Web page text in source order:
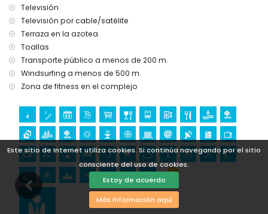
Este sitio de Internet utiliza cookies. Si continúa navegando por el sitio
consciente del uso de cookies.
Estoy de acuerdo
Más información aquí
Deportes
tenis, ciclismo de montaña, ciclismo, canotaje, buceo,
esnórquel, surf y windsurf (dentro de 1000 metros del
apartamento)
golf (Aguilón Golf) (dentro de 5 kilómetros del
apartamento)
Televisión
Televisión por cable/satélite
Terraza en la azotea
Toallas
Transporte público a menos de 200 m.
Windsurfing a menos de 500 m.
Zona de fitness en el complejo